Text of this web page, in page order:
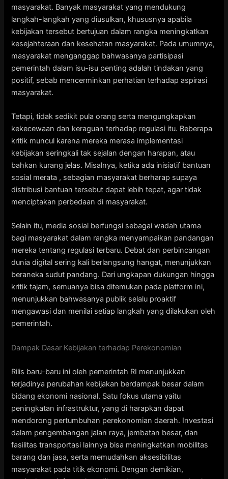
masyarakat. Banyak masyarakat yang mendukung
langkah-langkah yang diusulkan, khususnya apabila
kebijakan tersebut bertujuan dalam rangka meningkatkan
kesejahteraan dan kesehatan masyarakat. Pada umumnya,
masyarakat menganggap bahwasanya partisipasi
pemerintah dalam isu-isu penting adalah tindakan yang
positif, sebab mencerminkan perhatian terhadap aspirasi
masyarakat.
Tetapi, tidak sedikit pula orang serta mengungkapkan
kekecewaan dan keraguan terhadap regulasi itu. Beberapa
kritik muncul karena mereka merasa implementasi
kebijakan seringkali tak sejalan dengan harapan, atau
bahkan kurang jelas. Misalnya, ketika ada inisiatif bantuan
sosial merata , sebagian masyarakat berharap supaya
distribusi bantuan tersebut dapat lebih tepat, agar tidak
menciptakan perbedaan di masyarakat.
Selain itu, media sosial berfungsi sebagai wadah utama
bagi masyarakat dalam rangka menyampaikan pandangan
mereka tentang regulasi terbaru. Debat dan perbincangan
dunia digital sering kali berlangsung hangat, menunjukkan
beraneka sudut pandang. Dari ungkapan dukungan hingga
kritik tajam, semuanya bisa ditemukan pada platform ini,
menunjukkan bahwasanya publik selalu proaktif
mengawasi dan menilai setiap langkah yang dilakukan oleh
pemerintah.
Dampak Dasar Kebijakan terhadap Perekonomian
Rilis baru-baru ini oleh pemerintah RI menunjukkan
terjadinya perubahan kebijakan berdampak besar dalam
bidang ekonomi nasional. Satu fokus utama yaitu
peningkatan infrastruktur, yang di harapkan dapat
mendorong pertumbuhan perekonomian daerah. Investasi
dalam pengembangan jalan raya, jembatan besar, dan
fasilitas transportasi lainnya bisa meningkatkan mobilitas
barang dan jasa, serta memudahkan aksesibilitas
masyarakat pada titik ekonomi. Dengan demikian,